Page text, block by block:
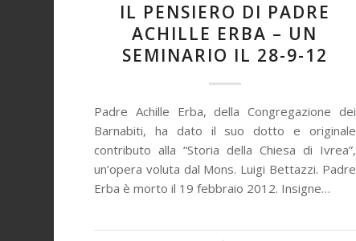
IL PENSIERO DI PADRE
ACHILLE ERBA – UN
SEMINARIO IL 28-9-12
Padre Achille Erba, della Congregazione dei
Barnabiti, ha dato il suo dotto e originale
contributo alla “Storia della Chiesa di Ivrea”,
un’opera voluta dal Mons. Luigi Bettazzi. Padre
Erba è morto il 19 febbraio 2012. Insigne…